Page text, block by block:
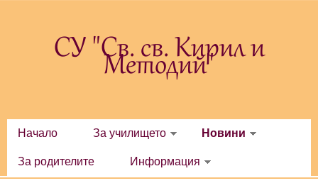
СУ "Св. св. Кирил и
Методий"
Начало За училището Новини
За родителите Информация